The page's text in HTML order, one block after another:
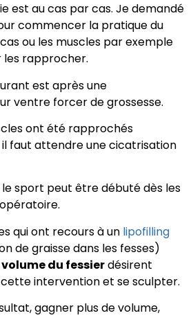
est au cas par cas. Je demandé
commencer la pratique du
ou les muscles par exemple
les rapprocher.
est après une
ventre forcer de grossesse.
ont été rapprochés
faut attendre une cicatrisation
le sport peut être débuté dès les
qui ont recours à un lipofilling
de graisse dans les fesses)
du fessierdésirent
intervention et se sculpter.
gagner plus de volume,